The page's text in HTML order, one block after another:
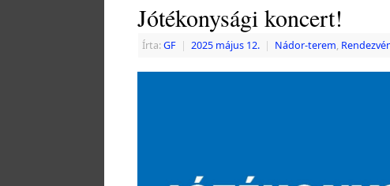
Jótékonysági koncert!
Írta:GF | 2025 május 12. | Nádor-terem,